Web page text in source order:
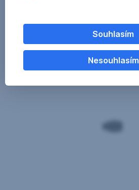
Souhlasím
Nesouhlasím